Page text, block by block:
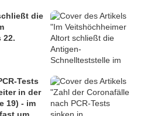
die
22.
Tests
in der
19) - im